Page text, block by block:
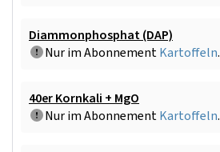
Diammonphosphat (DAP)
Nur im AbonnementKartoffeln.
40er Kornkali + MgO
Nur im AbonnementKartoffeln.